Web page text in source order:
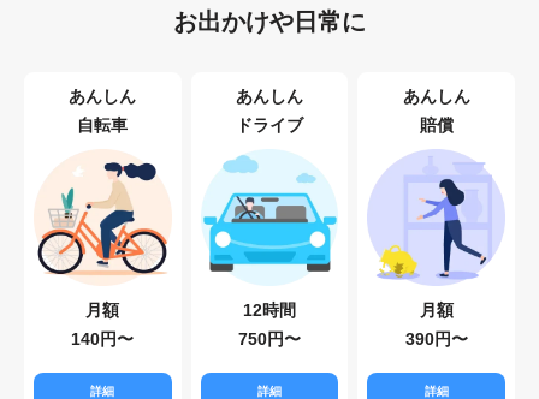
お出かけや日常に
あんしん
自転車
月額
140円〜
詳細
あんしん
ドライブ
12時間
750円〜
詳細
あんしん
賠償
月額
390円〜
詳細